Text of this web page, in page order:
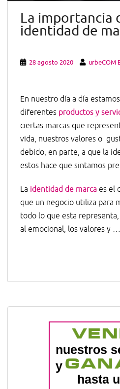
La importancia
identidad de
28 agosto 2020 urbeCOM
En nuestro día a día
diferentes productos y
ciertas marcas que
vida, nuestros valores o
debido, en parte, a que la
estos hace que sintamos
La identidad de marca es el
que un negocio utiliza para
todo lo que esta
al emocional, los valores y …